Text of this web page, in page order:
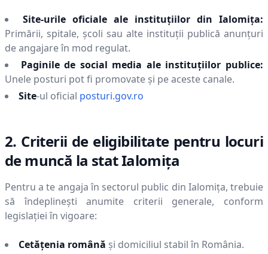
Site-urile oficiale ale instituțiilor din Ialomiţa:
Primării, spitale, școli sau alte instituții publică anunțuri
de angajare în mod regulat.
Paginile de social media ale instituțiilor publice:
Unele posturi pot fi promovate și pe aceste canale.
Site-ul oficial posturi.gov.ro
2. Criterii de eligibilitate pentru locuri
de muncă la statIalomiţa
Pentru a te angaja în sectorul public din Ialomiţa, trebuie
să îndeplinești anumite criterii generale, conform
legislației în vigoare:
Cetățenia română și domiciliul stabil în România.